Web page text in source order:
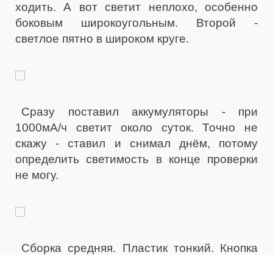
ходить. А вот светит неплохо, особенно
боковым широкоугольным. Второй -
светлое пятно в широком круге.
Сразу поставил аккумуляторы - при
1000мА/ч светит около суток. Точно не
скажу - ставил и снимал днём, потому
определить светимость в конце проверки
не могу.
Сборка средняя. Пластик тонкий. Кнопка